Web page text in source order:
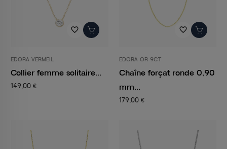
favorite_border
EDORA VERMEIL
Collier femme solitaire...
149,00 €
favorite_border
EDORA OR 9CT
Chaîne forçat ronde 0,90
mm...
179,00 €